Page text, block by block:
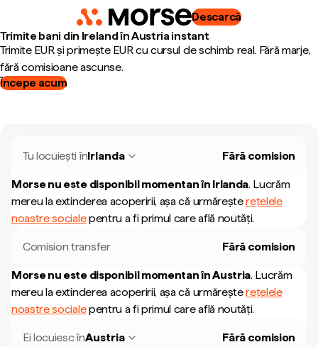
Descarcă
Trimite bani din Ireland în Austria instant
Trimite EUR și primește EUR cu cursul de schimb real. Fără marje,
fără comisioane ascunse.
Începe acum
Tu locuiești înIrlanda Fără comision
Morse nu este disponibil momentan în Irlanda. Lucrăm
mereu la extinderea acoperirii, așa că urmăreșterețelele
noastre socialepentru a fi primul care află noutăți.
Comision transfer Fără comision
Morse nu este disponibil momentan înAustria. Lucrăm
mereu la extinderea acoperirii, așa că urmăreșterețelele
noastre socialepentru a fi primul care află noutăți.
Ei locuiesc înAustria Fără comision